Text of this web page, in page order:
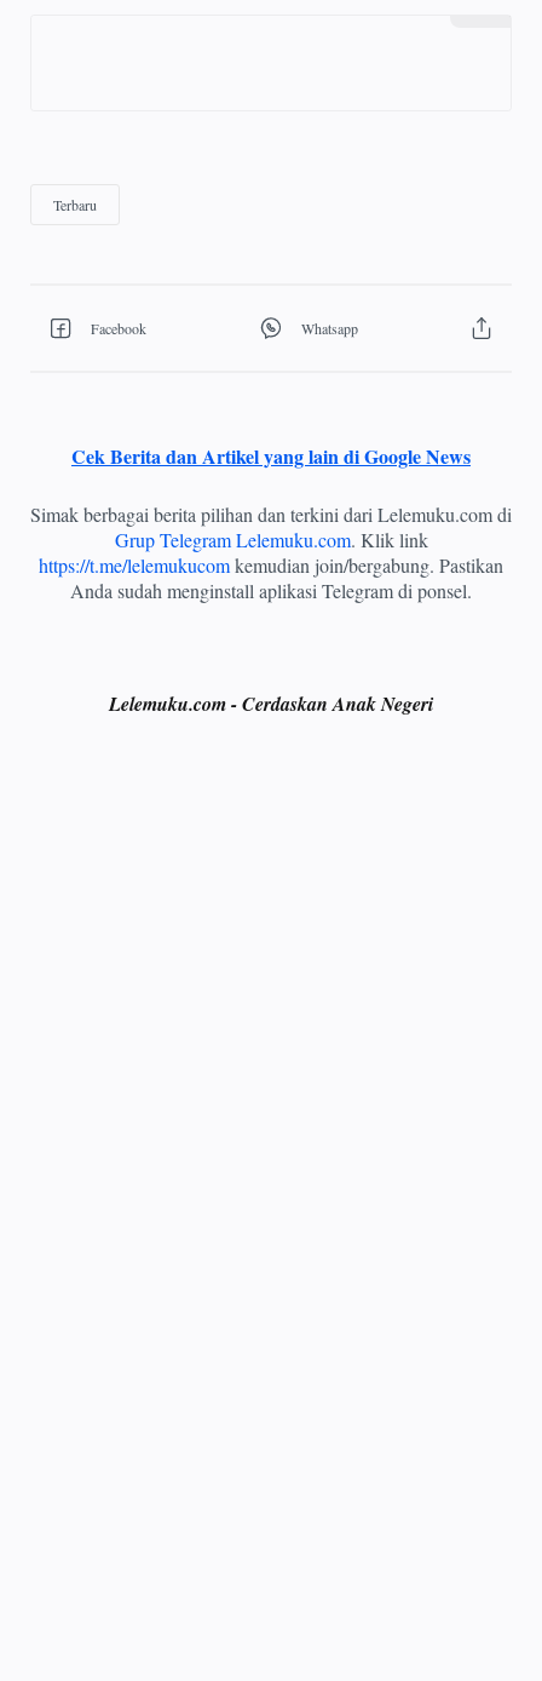
Cek Berita dan Artikel yang lain di Google News
Simak berbagai berita pilihan dan terkini dari Lelemuku.com di
Grup Telegram Lelemuku.com. Klik link
https://t.me/lelemukucomkemudian join/bergabung. Pastikan
Anda sudah menginstall aplikasi Telegram di ponsel.
Lelemuku.com - Cerdaskan Anak Negeri